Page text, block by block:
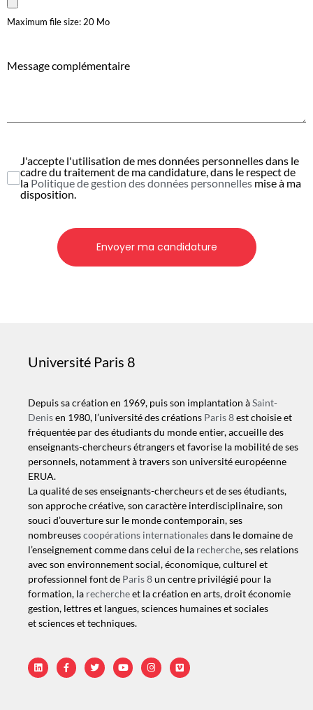
Maximum file size: 20 Mo
Message complémentaire
J'accepte l'utilisation de mes données personnelles dans le
cadre du traitement de ma candidature, dans le respect de
la Politique de gestion des données personnelles mise à ma
disposition.
Envoyer ma candidature
Université Paris 8
Depuis sa création en 1969, puis son implantation àSaint-
Denisen 1980, l’université des créations Paris 8est choisie et
fréquentée par des étudiants du monde entier, accueille des
enseignants-chercheurs étrangers et favorise la mobilité de ses
personnels, notamment à travers son université européenne
ERUA.
La qualité de ses enseignants-chercheurs et de ses étudiants,
son approche créative, son caractère interdisciplinaire, son
souci d’ouverture sur le monde contemporain, ses
nombreusescoopérations internationalesdans le domaine de
l’enseignement comme dans celui de la recherche, ses relations
avec son environnement social, économique, culturel et
professionnel font de Paris 8un centre privilégié pour la
formation, la rechercheet la création en arts, droit économie
gestion, lettres et langues, sciences humaines et sociales
et sciences et techniques.